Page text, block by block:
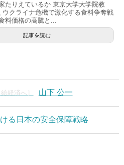
たりえているか 東京大学大学院教
クライナ危機で激化する食料争奪戦
料価格の高騰と...
記事を読む
経済へ］ 山下 公一
る日本の安全保障戦略